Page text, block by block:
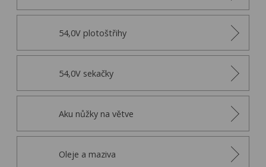
54,0V plotoštřihy
54,0V sekačky
Aku nůžky na větve
Oleje a maziva